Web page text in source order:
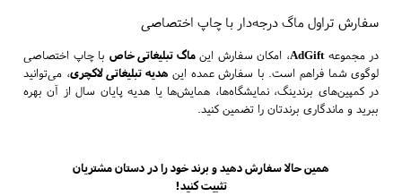
سفارش تراول ماگ درجه‌دار با چاپ اختصاصی
در مجموعهAdGift، امکان سفارش اینماگ تبلیغاتی خاص با چاپ اختصاصی
لوگوی شما فراهم است. با سفارش عمده این هدیه تبلیغاتی لاکچری، می‌توانید
در کمپین‌های برندینگ، نمایشگاه‌ها، همایش‌ها یا هدیه پایان سال از آن بهره
ببرید و ماندگاری برندتان را تضمین کنید.
همین حالا سفارش دهید و برند خود را در دستان مشتریان
تثبیت کنید!